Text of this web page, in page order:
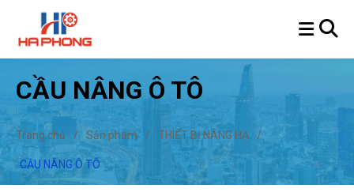
CẦU NÂNG Ô TÔ
Trang chủ / Sản phẩm / THIẾT BỊ NÂNG HẠ /
CẦU NÂNG Ô TÔ